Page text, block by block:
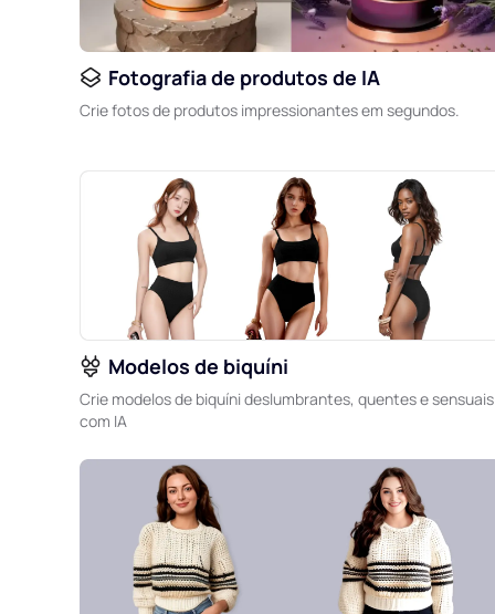
Fotografia de produtos de IA
Crie fotos de produtos impressionantes em segundos.
Modelos de biquíni
Crie modelos de biquíni deslumbrantes, quentes e sensuais
com IA